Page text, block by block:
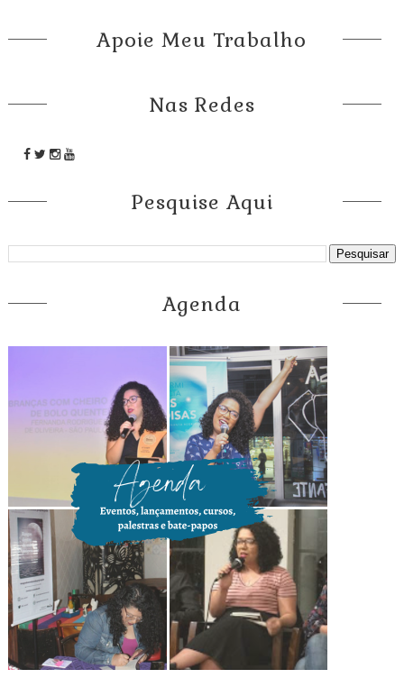
Apoie Meu Trabalho
Nas Redes
Pesquise Aqui
Agenda